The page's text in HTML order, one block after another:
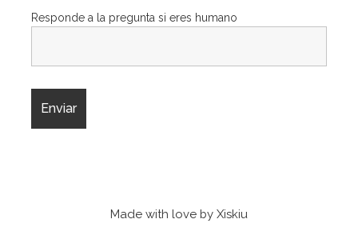
Responde a la pregunta si eres humano
Made with love by Xiskiu